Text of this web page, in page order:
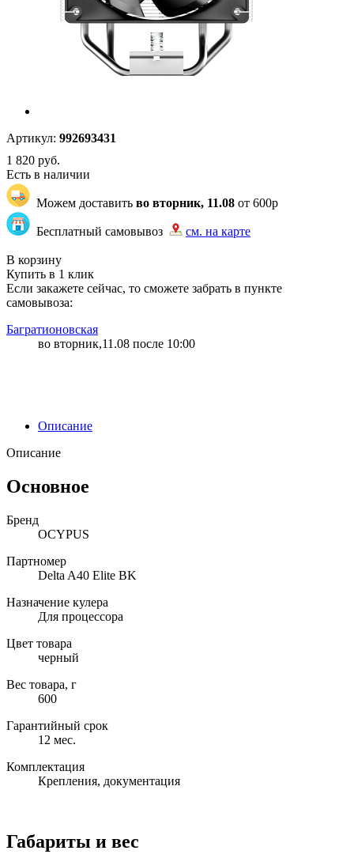
Артикул: 992693431
1 820 руб.
Есть в наличии
Можем доставить во вторник, 11.08 от 600р
Бесплатный самовывоз
см. на карте
В корзину
Купить в 1 клик
Если закажете сейчас, то сможете забрать в пункте
самовывоза:
Багратионовская
во вторник,11.08 после 10:00
Описание
Описание
Основное
Бренд
OCYPUS
Партномер
Delta A40 Elite BK
Назначение кулера
Для процессора
Цвет товара
черный
Вес товара, г
600
Гарантийный срок
12 мес.
Комплектация
Крепления, документация
Габариты и вес